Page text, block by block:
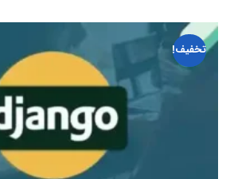
تخفیف!